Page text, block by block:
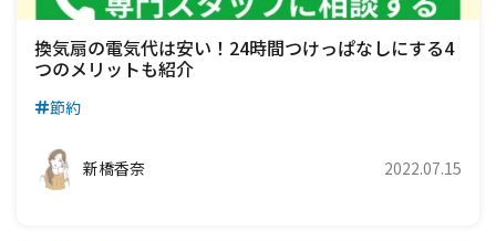
換気扇の電気代は安い！24時間つけっぱなしにする4
つのメリットも紹介
節約
新橋香奈 2022.07.15